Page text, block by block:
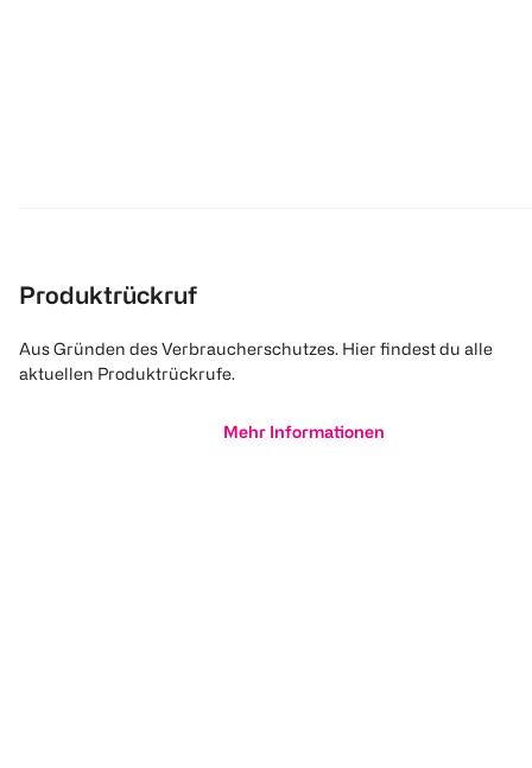
Produktrückruf
Aus Gründen des Verbraucherschutzes. Hier findest du alle
aktuellen Produktrückrufe.
Mehr Informationen